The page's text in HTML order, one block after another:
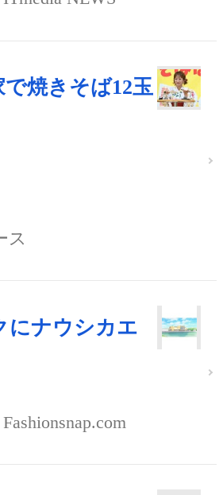
焼きそば12玉
ス
にナウシカエ
Fashionsnap.com